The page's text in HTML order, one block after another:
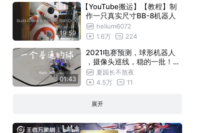
19:59
【YouTube搬运】【教程】制
作一只真实尺寸BB-8机器人
helium6072
1.6万
224
01:43
2021电赛预测，球形机器人
，摄像头巡线，稳的一批！还
不冲？夏园长不熬夜
4.5万
11
展开